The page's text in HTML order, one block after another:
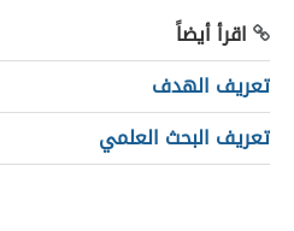
اقرأ أيضاً
تعريف الهدف
تعريف البحث العلمي